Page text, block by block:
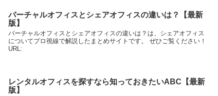
バーチャルオフィスとシェアオフィスの違いは？【最新
版】
バーチャルオフィスとシェアオフィスの違いは？は、シェアオフィス
についてプロ視線で解説したまとめサイトです。 ぜひご覧ください！
URL:
レンタルオフィスを探すなら知っておきたいABC【最新
版】